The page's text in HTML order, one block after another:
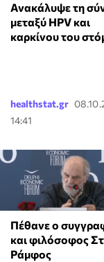
Ανακάλυψε τη
μεταξύ HPV και
καρκίνου του
healthstat.gr
14:41
Πέθανε ο
και φιλόσοφος
Ράμφος